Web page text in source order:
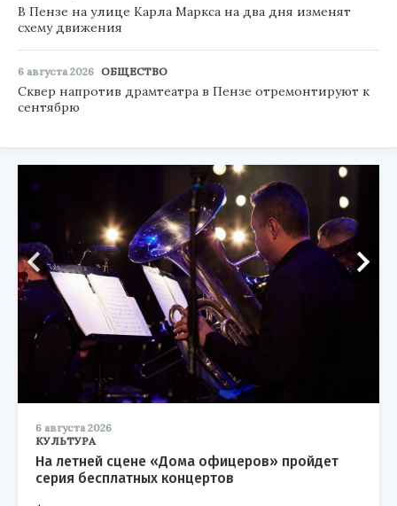
В Пензе на улице Карла Маркса на два дня изменят
схему движения
6 августа 2026 ОБЩЕСТВО
Сквер напротив драмтеатра в Пензе отремонтируют к
сентябрю
6 августа 2026
КУЛЬТУРА
На летней сцене «Дома офицеров» пройдет
серия бесплатных концертов